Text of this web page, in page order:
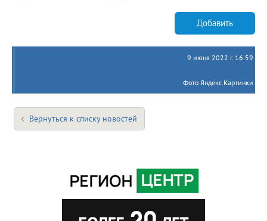
Добавить
9 июня 2022 г. 16:59
Фото Яндекс.Картинки
Вернуться к списку новостей